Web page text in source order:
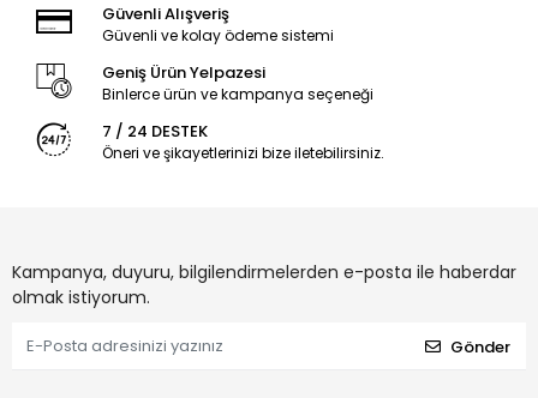
Güvenli Alışveriş
Güvenli ve kolay ödeme sistemi
Geniş Ürün Yelpazesi
Binlerce ürün ve kampanya seçeneği
7 / 24 DESTEK
Öneri ve şikayetlerinizi bize iletebilirsiniz.
Kampanya, duyuru, bilgilendirmelerden e-posta ile haberdar
olmak istiyorum.
Gönder